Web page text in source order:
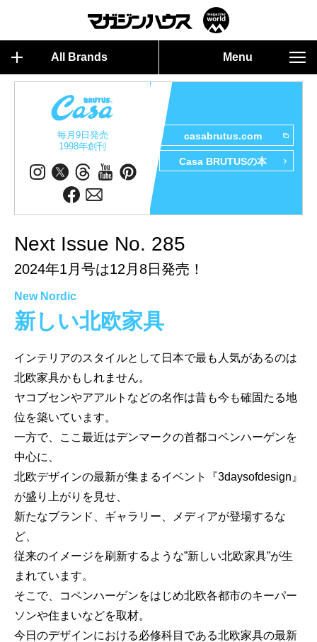
All Brands Menu
毎月9日発売
1998年創刊
casabrutus.com
Casa BRUTUSの本
Next Issue No. 285
2024年1月号は12月8日発売！
New Nordic
新しい北欧家具
インテリアのスタイルとして日本で最も人気があるのは
北欧家具かもしれません。
ヤコブセンやアアルトなどの名作は昔も今も確固たる地
位を築いています。
一方で、ここ最近はデンマークの首都コペンハーゲンを
中心に、
北欧デザインの最新が集まるイベント『3daysofdesign』
が盛り上がりを見せ、
新たなブランド、ギャラリー、メディアが登場するな
ど、
従来のイメージを刷新するような”新しい北欧家具”が生
まれています。
そこで、コペンハーゲンをはじめ北欧各都市のキーパー
ソンや住まいなどを取材。
今日のデザインにおける必修科目である北欧家具の最新